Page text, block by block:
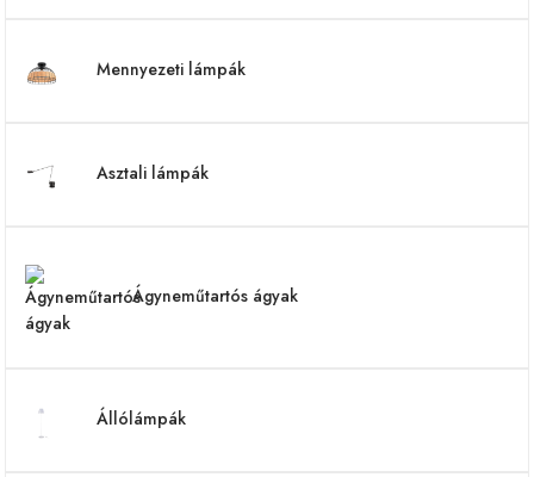
Mennyezeti lámpák
Asztali lámpák
Ágyneműtartós ágyak
Állólámpák